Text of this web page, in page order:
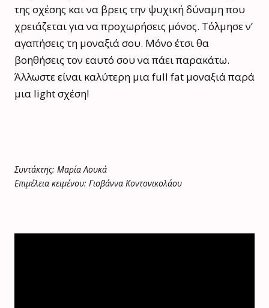
της σχέσης και να βρεις την ψυχική δύναμη που
χρειάζεται για να προχωρήσεις μόνος. Τόλμησε ν’
αγαπήσεις τη μοναξιά σου. Μόνο έτσι θα
βοηθήσεις τον εαυτό σου να πάει παρακάτω.
Άλλωστε είναι καλύτερη μια full fat μοναξιά παρά
μια light σχέση!
Συντάκτης: Μαρία Λουκά
Επιμέλεια κειμένου: Γιοβάννα Κοντονικολάου